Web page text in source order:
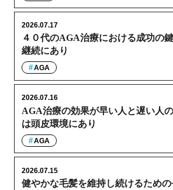
４０代のAGA治療における成功の
継続にあり
2026.07.17
AGA
AGA治療の効果が早い人と遅い人
は頭皮環境にあり
2026.07.16
AGA
健やかな毛髪を維持し続けるため
2026.07.15